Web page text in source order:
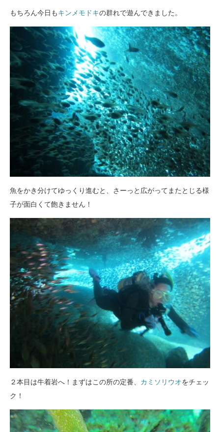
もちろん今日もキンメモドキの群れで遊んできました。
魚をかき分けてゆっくり進むと、さーっと広がってまたとじる様
子が面白くて飽きません！
２本目は牛着岩へ！まずはこの所の定番、 カミソリウオをチェッ
ク！